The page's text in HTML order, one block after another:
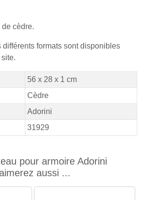
cèdre.
différents formats sont disponibles
56 x 28 x 1 cm
Cèdre
Adorini
31929
pour armoire Adorini
aussi ...